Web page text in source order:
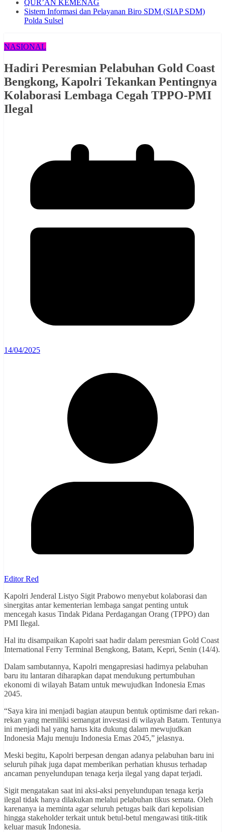
QUR’AN KEMENAG
Sistem Informasi dan Pelayanan Biro SDM (SIAP SDM)
Polda Sulsel
NASIONAL
Hadiri Peresmian Pelabuhan Gold Coast
Bengkong, Kapolri Tekankan Pentingnya
Kolaborasi Lembaga Cegah TPPO-PMI
Ilegal
14/04/2025
Editor Red
Kapolri Jenderal Listyo Sigit Prabowo menyebut kolaborasi dan
sinergitas antar kementerian lembaga sangat penting untuk
mencegah kasus Tindak Pidana Perdagangan Orang (TPPO) dan
PMI Ilegal.
Hal itu disampaikan Kapolri saat hadir dalam peresmian Gold Coast
International Ferry Terminal Bengkong, Batam, Kepri, Senin (14/4).
Dalam sambutannya, Kapolri mengapresiasi hadirnya pelabuhan
baru itu lantaran diharapkan dapat mendukung pertumbuhan
ekonomi di wilayah Batam untuk mewujudkan Indonesia Emas
2045.
“Saya kira ini menjadi bagian ataupun bentuk optimisme dari rekan-
rekan yang memiliki semangat investasi di wilayah Batam. Tentunya
ini menjadi hal yang harus kita dukung dalam mewujudkan
Indonesia Maju menuju Indonesia Emas 2045,” jelasnya.
Meski begitu, Kapolri berpesan dengan adanya pelabuhan baru ini
seluruh pihak juga dapat memberikan perhatian khusus terhadap
ancaman penyelundupan tenaga kerja ilegal yang dapat terjadi.
Sigit mengatakan saat ini aksi-aksi penyelundupan tenaga kerja
ilegal tidak hanya dilakukan melalui pelabuhan tikus semata. Oleh
karenanya ia meminta agar seluruh petugas baik dari kepolisian
hingga stakeholder terkait untuk betul-betul mengawasi titik-titik
keluar masuk Indonesia.